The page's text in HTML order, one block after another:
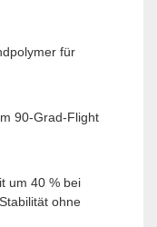
für
90-Grad-Flight
um 40 % bei
ohne